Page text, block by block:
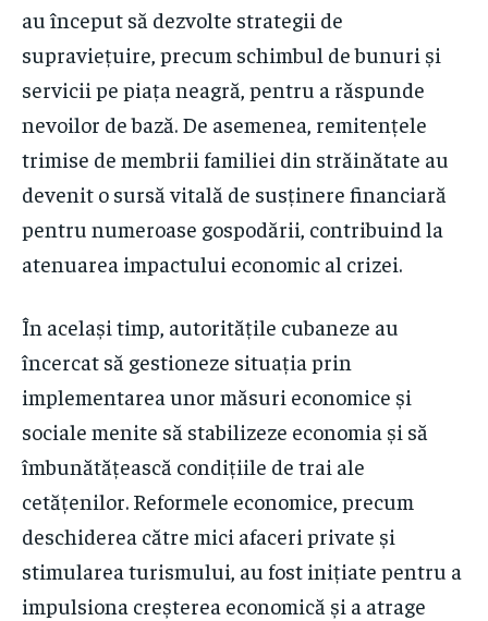
au început să dezvolte strategii de
supraviețuire, precum schimbul de bunuri și
servicii pe piața neagră, pentru a răspunde
nevoilor de bază. De asemenea, remitențele
trimise de membrii familiei din străinătate au
devenit o sursă vitală de susținere financiară
pentru numeroase gospodării, contribuind la
atenuarea impactului economic al crizei.
În același timp, autoritățile cubaneze au
încercat să gestioneze situația prin
implementarea unor măsuri economice și
sociale menite să stabilizeze economia și să
îmbunătățească condițiile de trai ale
cetățenilor. Reformele economice, precum
deschiderea către mici afaceri private și
stimularea turismului, au fost inițiate pentru a
impulsiona creșterea economică și a atrage